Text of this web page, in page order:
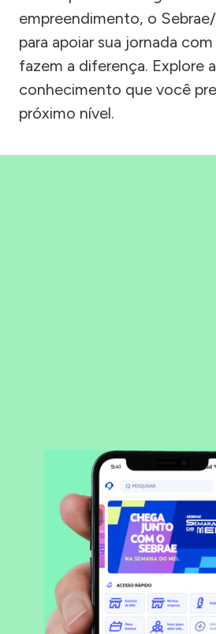
empreendimento, o
para apoiar sua jornada
fazem a diferença. Explore
conhecimento que você
próximo nível.